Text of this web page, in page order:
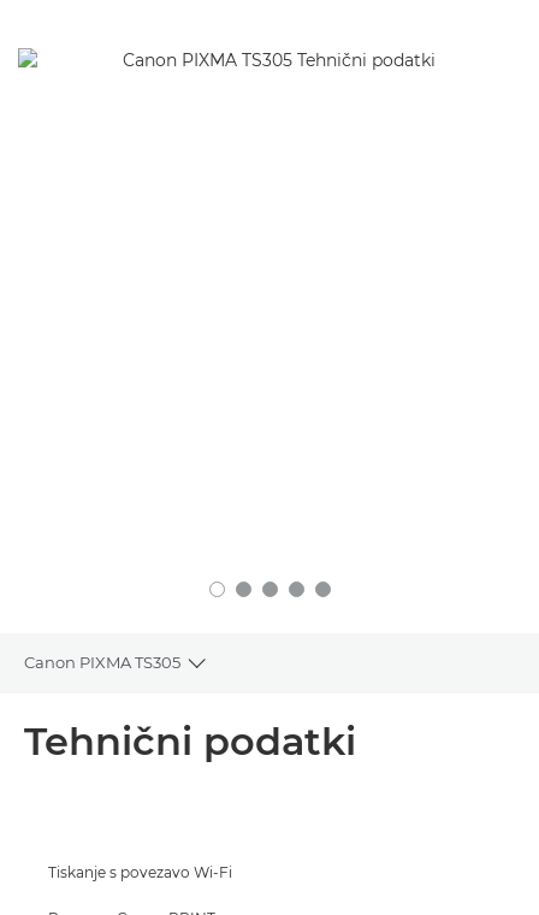
Canon PIXMA TS305
Toggle breadcrumbs
Tehnični podatki
Tiskanje s povezavo Wi-Fi